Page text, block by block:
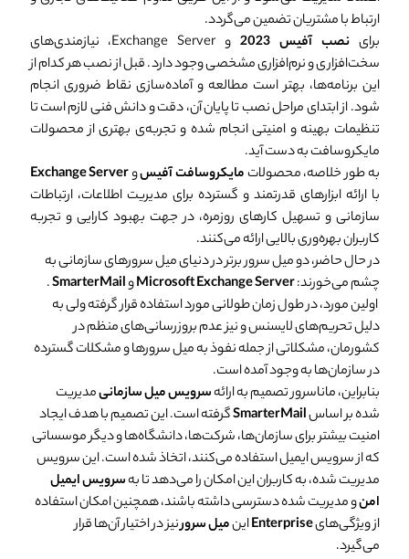
ارتباط با مشتریان تضمین می‌گردد.
براینصب آفیس 2023
و Exchange Server، نیازمندی‌های
سخت‌افزاری و نرم‌افزاری مشخصی وجود دارد. قبل از نصب هر کدام از
این برنامه‌ها، بهتر است مطالعه و آماده‌سازی نقاط ضروری انجام
شود. از ابتدای مراحل نصب تا پایان آن، دقت و دانش فنی لازم است تا
تنظیمات بهینه و امنیتی انجام شده و تجربه‌ی بهتری از محصولات
مایکروسافت به دست آید.
به طور خلاصه، محصولاتمایکروسافت آفیسوExchange Server
با ارائه ابزارهای قدرتمند و گسترده برای مدیریت اطلاعات، ارتباطات
سازمانی و تسهیل کارهای روزمره، در جهت بهبود کارایی و تجربه
کاربران بهره‌وری بالایی ارائه می‌کنند.
در حال حاضر، دو میل سرور برتر در دنیای میل سرورهای سازمانی به
چشم می‌خورند:Microsoft Exchange Server وSmarterMail
.
اولین مورد، در طول زمان طولانی مورد استفاده قرار گرفته ولی به
دلیل تحریم‌های لایسنس و نیز عدم بروزرسانی‌های منظم در
کشورمان، مشکلاتی از جمله نفوذ به میل سرورها و مشکلات گسترده
در سازمان‌ها به وجود آمده است.
بنابراین، مانا‌سرور تصمیم به ارائهسرویس میل سازمانیمدیریت
شده بر اساسSmarterMailگرفته است. این تصمیم با هدف ایجاد
امنیت بیشتر برای سازمان‌ها، شرکت‌ها، دانشگاه‌ها و دیگر موسساتی
که از سرویس ایمیل استفاده می‌کنند، اتخاذ شده است. این سرویس
مدیریت شده، به کاربران این امکان را می‌دهد تا بهسرویس ایمیل
امنو مدیریت شده دسترسی داشته باشند، همچنین امکان استفاده
از ویژگی‌هایEnterpriseاینمیل سرورنیز در اختیار آن‌ها قرار
می‌گیرد.